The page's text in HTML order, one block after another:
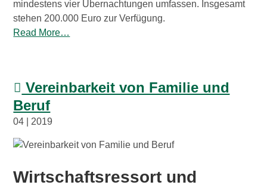
mindestens vier Übernachtungen umfassen. Insgesamt
stehen 200.000 Euro zur Verfügung.
Read More…
Vereinbarkeit von Familie und
Beruf
04 | 2019
Wirtschaftsressort und